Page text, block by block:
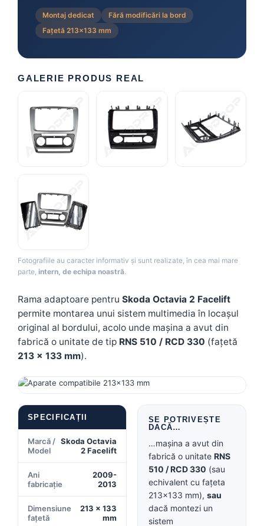
Montaj dedicat
Fără modificări la bord
Fațetă 213×133 mm
GALERIE PRODUS REAL
Fotografiile au caracter informativ și sunt realizate, în cea mai mare
parte, intern, de echipa noastră.
Rama adaptoare pentru Skoda Octavia 2 Facelift
permite montarea unui sistem multimedia în locașul
original al bordului, acolo unde mașina a avut din
fabrică o unitate de tip RNS 510 / RCD 330 (fațetă
213 × 133 mm).
SPECIFICAȚII
Marcă /
Model
Skoda Octavia
2 Facelift
Ani
fabricație
2009-
2013
Dimensiune
fațetă
213 × 133
mm
SE POTRIVEȘTE
DACĂ…
…mașina a avut din
fabrică o unitate RNS
510 / RCD 330 (sau
echivalent cu fațeta
213×133 mm), sau
dacă montezi un
sistem